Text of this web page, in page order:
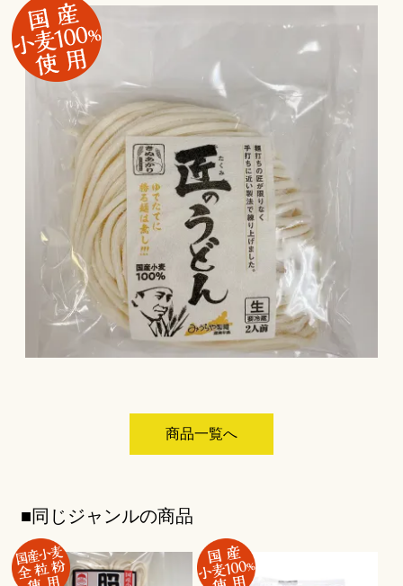
て
Twitter
で
共
有
(新
し
い
ィ
る
に
は
ク
リ
ッ
く
だ
さ
い
(新
し
い
ウ
ィ
ン
ド
ウ
で
開
き
ま
す)
て
い
ウ
ィ
ン
ド
ウ
で
開
き
ま
す)
商品一覧へ
■同じジャンルの商品